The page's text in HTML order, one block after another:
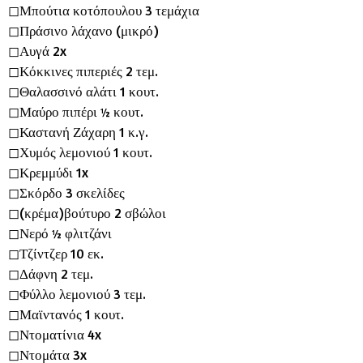
◻︎Μπούτια κοτόπουλου 3 τεμάχια
◻︎Πράσινο λάχανο (μικρό)
◻︎Αυγά 2x
◻︎Κόκκινες πιπεριές 2 τεμ.
◻︎Θαλασσινό αλάτι 1 κουτ.
◻︎Μαύρο πιπέρι ½ κουτ.
◻︎Καστανή Ζάχαρη 1 κ.γ.
◻︎Χυμός λεμονιού 1 κουτ.
◻︎Κρεμμύδι 1x
◻︎Σκόρδο 3 σκελίδες
◻︎(κρέμα)βούτυρο 2 σβώλοι
◻︎Νερό ½ φλιτζάνι
◻︎Τζίντζερ 10 εκ.
◻︎Δάφνη 2 τεμ.
◻︎Φύλλο λεμονιού 3 τεμ.
◻︎Μαϊντανός 1 κουτ.
◻︎Ντοματίνια 4x
◻︎Ντομάτα 3x